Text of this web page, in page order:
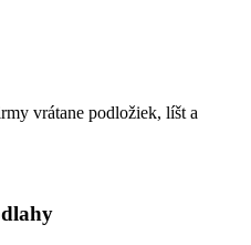
vrátane podložiek, líšt a